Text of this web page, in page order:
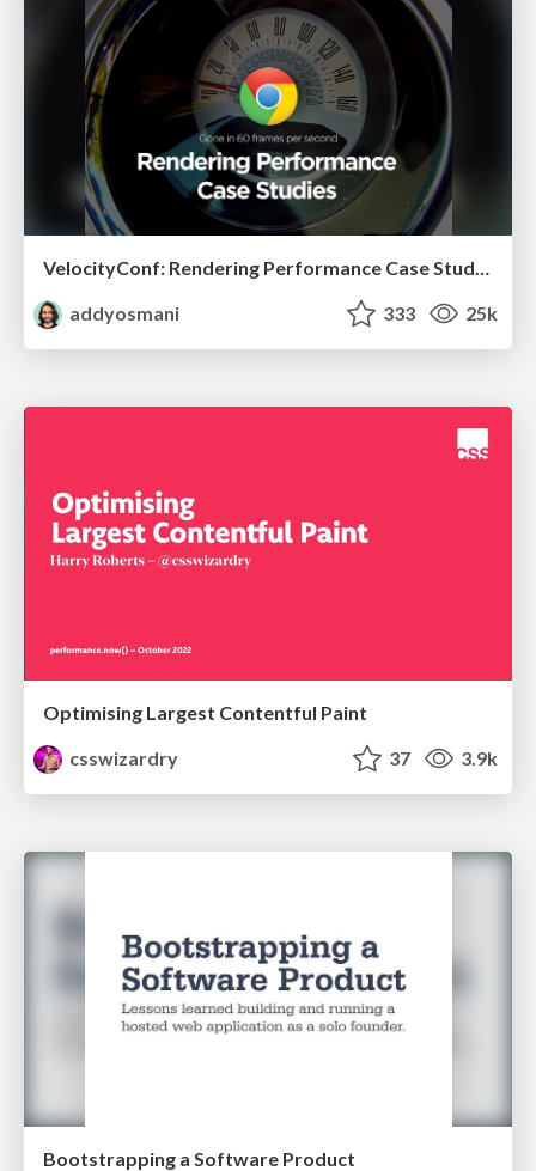
VelocityConf: Rendering Performance Case Studies
addyosmani
333 25k
Optimising Largest Contentful Paint
csswizardry
37 3.9k
Bootstrapping a Software Product